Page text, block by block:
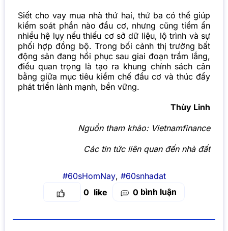
Siết cho vay mua nhà thứ hai, thứ ba có thể giúp
kiểm soát phần nào đầu cơ, nhưng cũng tiềm ẩn
nhiều hệ lụy nếu thiếu cơ sở dữ liệu, lộ trình và sự
phối hợp đồng bộ. Trong bối cảnh thị trường bất
động sản đang hồi phục sau giai đoạn trầm lắng,
điều quan trọng là tạo ra khung chính sách cân
bằng giữa mục tiêu kiềm chế đầu cơ và thúc đẩy
phát triển lành mạnh, bền vững.
Thùy Linh
Nguồn tham khảo: Vietnamfinance
Các tin tức liên quan đến nhà đất
#60sHomNay, #60snhadat
0
0 bình luận